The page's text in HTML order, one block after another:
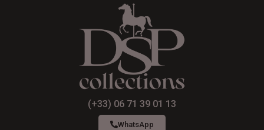
(+33) 06 71 39 01 13
WhatsApp